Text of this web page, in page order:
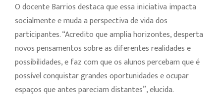
O docente Barrios destaca que essa iniciativa impacta
socialmente e muda a perspectiva de vida dos
participantes. “Acredito que amplia horizontes, desperta
novos pensamentos sobre as diferentes realidades e
possibilidades, e faz com que os alunos percebam que é
possível conquistar grandes oportunidades e ocupar
espaços que antes pareciam distantes”, elucida.